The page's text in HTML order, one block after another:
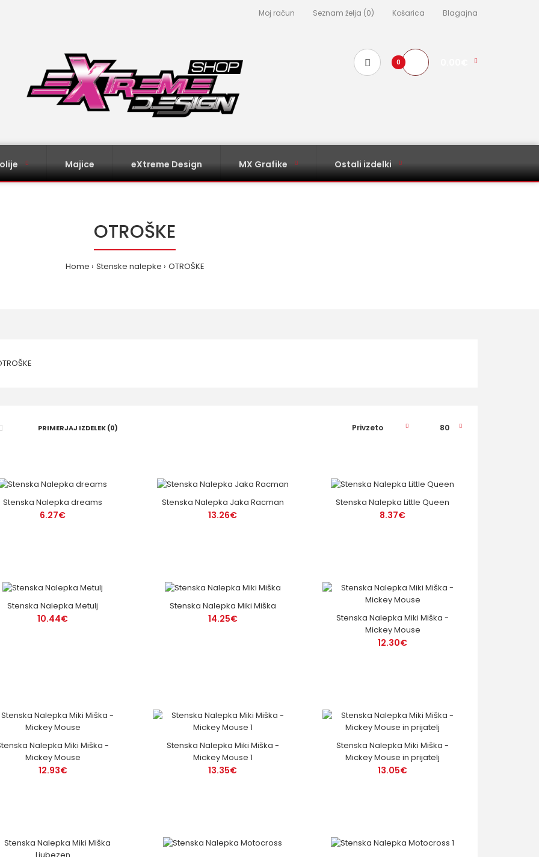
Moj račun Seznam želja (0) Košarica Blagajna
0
Majice eXtreme Design MX Grafike Ostali izdelki
OTROŠKE
Home Stenske nalepke OTROŠKE
PRIMERJAJ IZDELEK (0)
Stenska Nalepka dreams
6.27€
Stenska Nalepka Jaka Racman
13.26€
Stenska Nalepka Little Queen
8.37€
Stenska Nalepka Metulj
10.44€
Stenska Nalepka Miki Miška
14.25€
Stenska Nalepka Miki Miška -
Mickey Mouse
12.30€
Nalepka Miki Miška -
Mickey Mouse
12.93€
Stenska Nalepka Miki Miška -
Mickey Mouse 1
13.35€
Stenska Nalepka Miki Miška -
Mickey Mouse in prijatelj
13.05€